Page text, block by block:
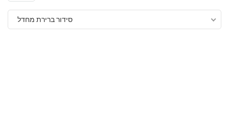
סידור ברירת מחדל